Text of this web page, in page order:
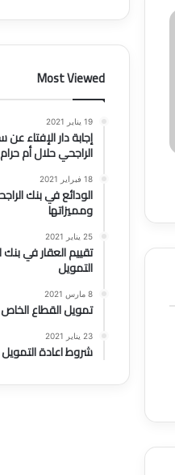
Most Viewed
19 يناير 2021
إجابة دار الإفتاء
الراجحي حلال أم حرام
18 فبراير 2021
الودائع في بنك
ومميزاتها
25 يناير 2021
تقييم العقار في
التمويل
8 مارس 2021
تمويل القطاع
23 يناير 2021
شروط اعادة